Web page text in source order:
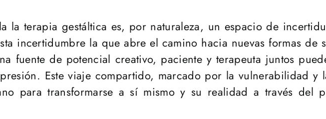
la terapia gestáltica es, por naturaleza, un espacio de
incertidumbre la que abre el camino hacia nuevas formas de
fuente de potencial creativo, paciente y terapeuta juntos
Este viaje compartido, marcado por la vulnerabilidad y
para transformarse a sí mismo y su realidad a través del